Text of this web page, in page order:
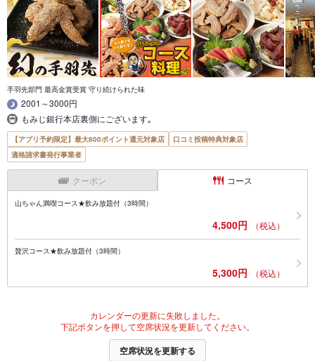
手羽先部門 最高金賞受賞 守り続けられた味
2001～3000円
もみじ銀行本店裏側にございます｡
【アプリ予約限定】最大800ポイント還元対象店
口コミ投稿特典対象店
適格請求書発行事業者
クーポン コース
山ちゃん満喫コース★飲み放題付（3時間）
4,500円 （税込）
贅沢コース★飲み放題付（3時間）
5,300円 （税込）
カレンダーの更新に失敗しました。
下記ボタンを押して空席状況を更新してください。
空席状況を更新する